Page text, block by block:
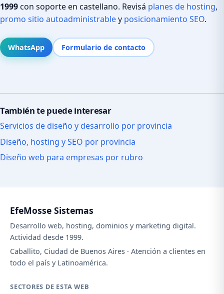
1999con soporte en castellano. Revisá planes de hosting,
promo sitio autoadministrabley posicionamiento SEO.
WhatsApp Formulario de contacto
También te puede interesar
Servicios de diseño y desarrollo por provincia
Diseño, hosting y SEO por provincia
Diseño web para empresas por rubro
EfeMosse Sistemas
Desarrollo web, hosting, dominios y marketing digital.
Actividad desde 1999.
Caballito, Ciudad de Buenos Aires · Atención a clientes en
todo el país y Latinoamérica.
SECTORES DE ESTA WEB